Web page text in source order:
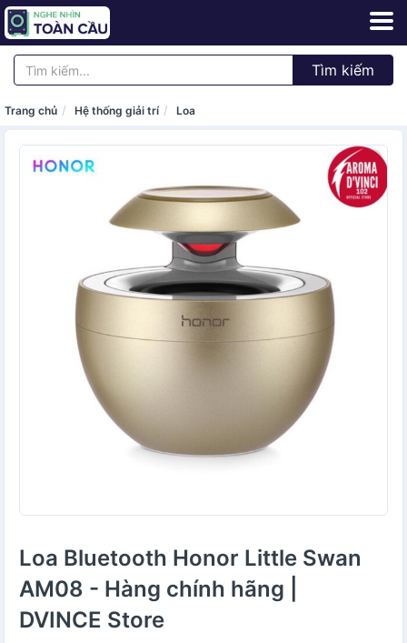
Tìm kiếm
Trang chủ Hệ thống giải trí Loa
Loa Bluetooth Honor Little Swan
AM08 - Hàng chính hãng |
DVINCE Store